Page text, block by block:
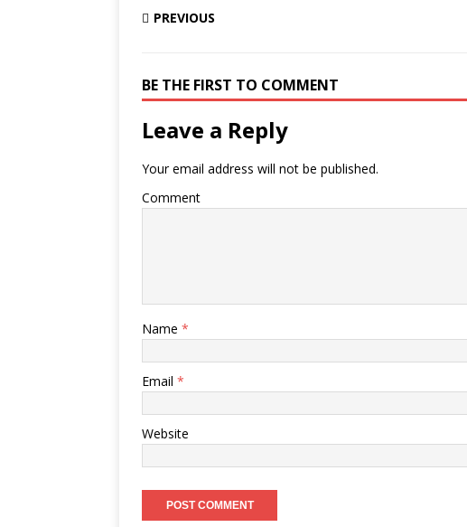
PREVIOUS
BE THE FIRST TO COMMENT
Leave a Reply
Your email address will not be published.
Comment
Name *
Email *
Website